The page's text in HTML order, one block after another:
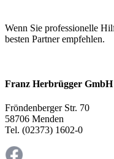
Wenn Sie professionelle
besten Partner empfehlen.
Franz Herbrügger
Fröndenberger Str. 70
58706 Menden
Tel. (02373) 1602-0